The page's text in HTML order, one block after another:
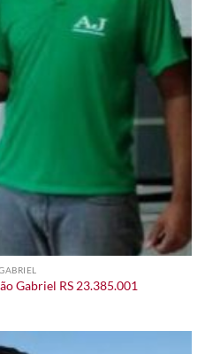
Gabriel RS 23.385.001